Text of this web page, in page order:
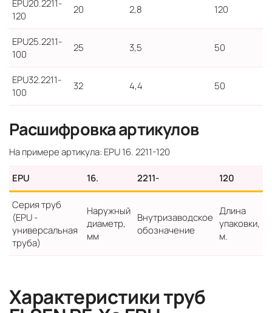
EPU20.2211-
120
20 2,8 120
EPU25.2211-
100
25 3,5 50
EPU32.2211-
100
32 4,4 50
Расшифровка артикулов
На примере артикула: EPU 16. 2211-120
EPU 16. 2211- 120
Серия труб
(EPU -
универсальная
труба)
Наружный
диаметр,
мм
Внутризаводское
обозначение
Длина
упаковки,
м.
Характеристики труб